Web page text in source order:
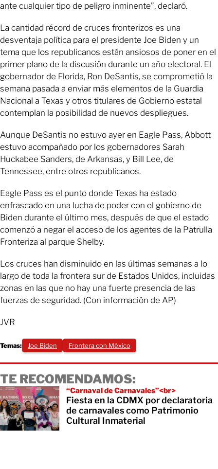
ante cualquier tipo de peligro inminente”, declaró.
La cantidad récord de cruces fronterizos es una
desventaja política para el presidente Joe Biden y un
tema que los republicanos están ansiosos de poner en el
primer plano de la discusión durante un año electoral. El
gobernador de Florida, Ron DeSantis, se comprometió la
semana pasada a enviar más elementos de la Guardia
Nacional a Texas y otros titulares de Gobierno estatal
contemplan la posibilidad de nuevos despliegues.
Aunque DeSantis no estuvo ayer en Eagle Pass, Abbott
estuvo acompañado por los gobernadores Sarah
Huckabee Sanders, de Arkansas, y Bill Lee, de
Tennessee, entre otros republicanos.
Eagle Pass es el punto donde Texas ha estado
enfrascado en una lucha de poder con el gobierno de
Biden durante el último mes, después de que el estado
comenzó a negar el acceso de los agentes de la Patrulla
Fronteriza al parque Shelby.
Los cruces han disminuido en las últimas semanas a lo
largo de toda la frontera sur de Estados Unidos, incluidas
zonas en las que no hay una fuerte presencia de las
fuerzas de seguridad. (Con información de AP)
JVR
Temas: Joe Biden Frontera con México
TE RECOMENDAMOS:
“Carnaval de Carnavales”<br>
Fiesta en la CDMX por declaratoria
de carnavales como Patrimonio
Cultural Inmaterial